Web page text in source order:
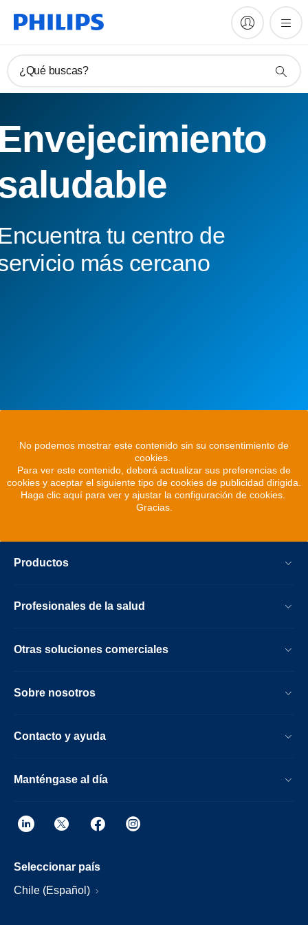
¿Qué buscas?
tu centro de
más cercano
No podemos mostrar este contenido sin su consentimiento de
cookies.
Para ver este contenido, deberá actualizar sus preferencias de
cookies y aceptar el siguiente tipo de cookies de publicidad dirigida.
Haga clic aquí para ver y ajustar la configuración de cookies.
Gracias.
Productos
Profesionales de la salud
Otras soluciones comerciales
Sobre nosotros
Contacto y ayuda
Manténgase al día
Seleccionar país
Chile (Español)